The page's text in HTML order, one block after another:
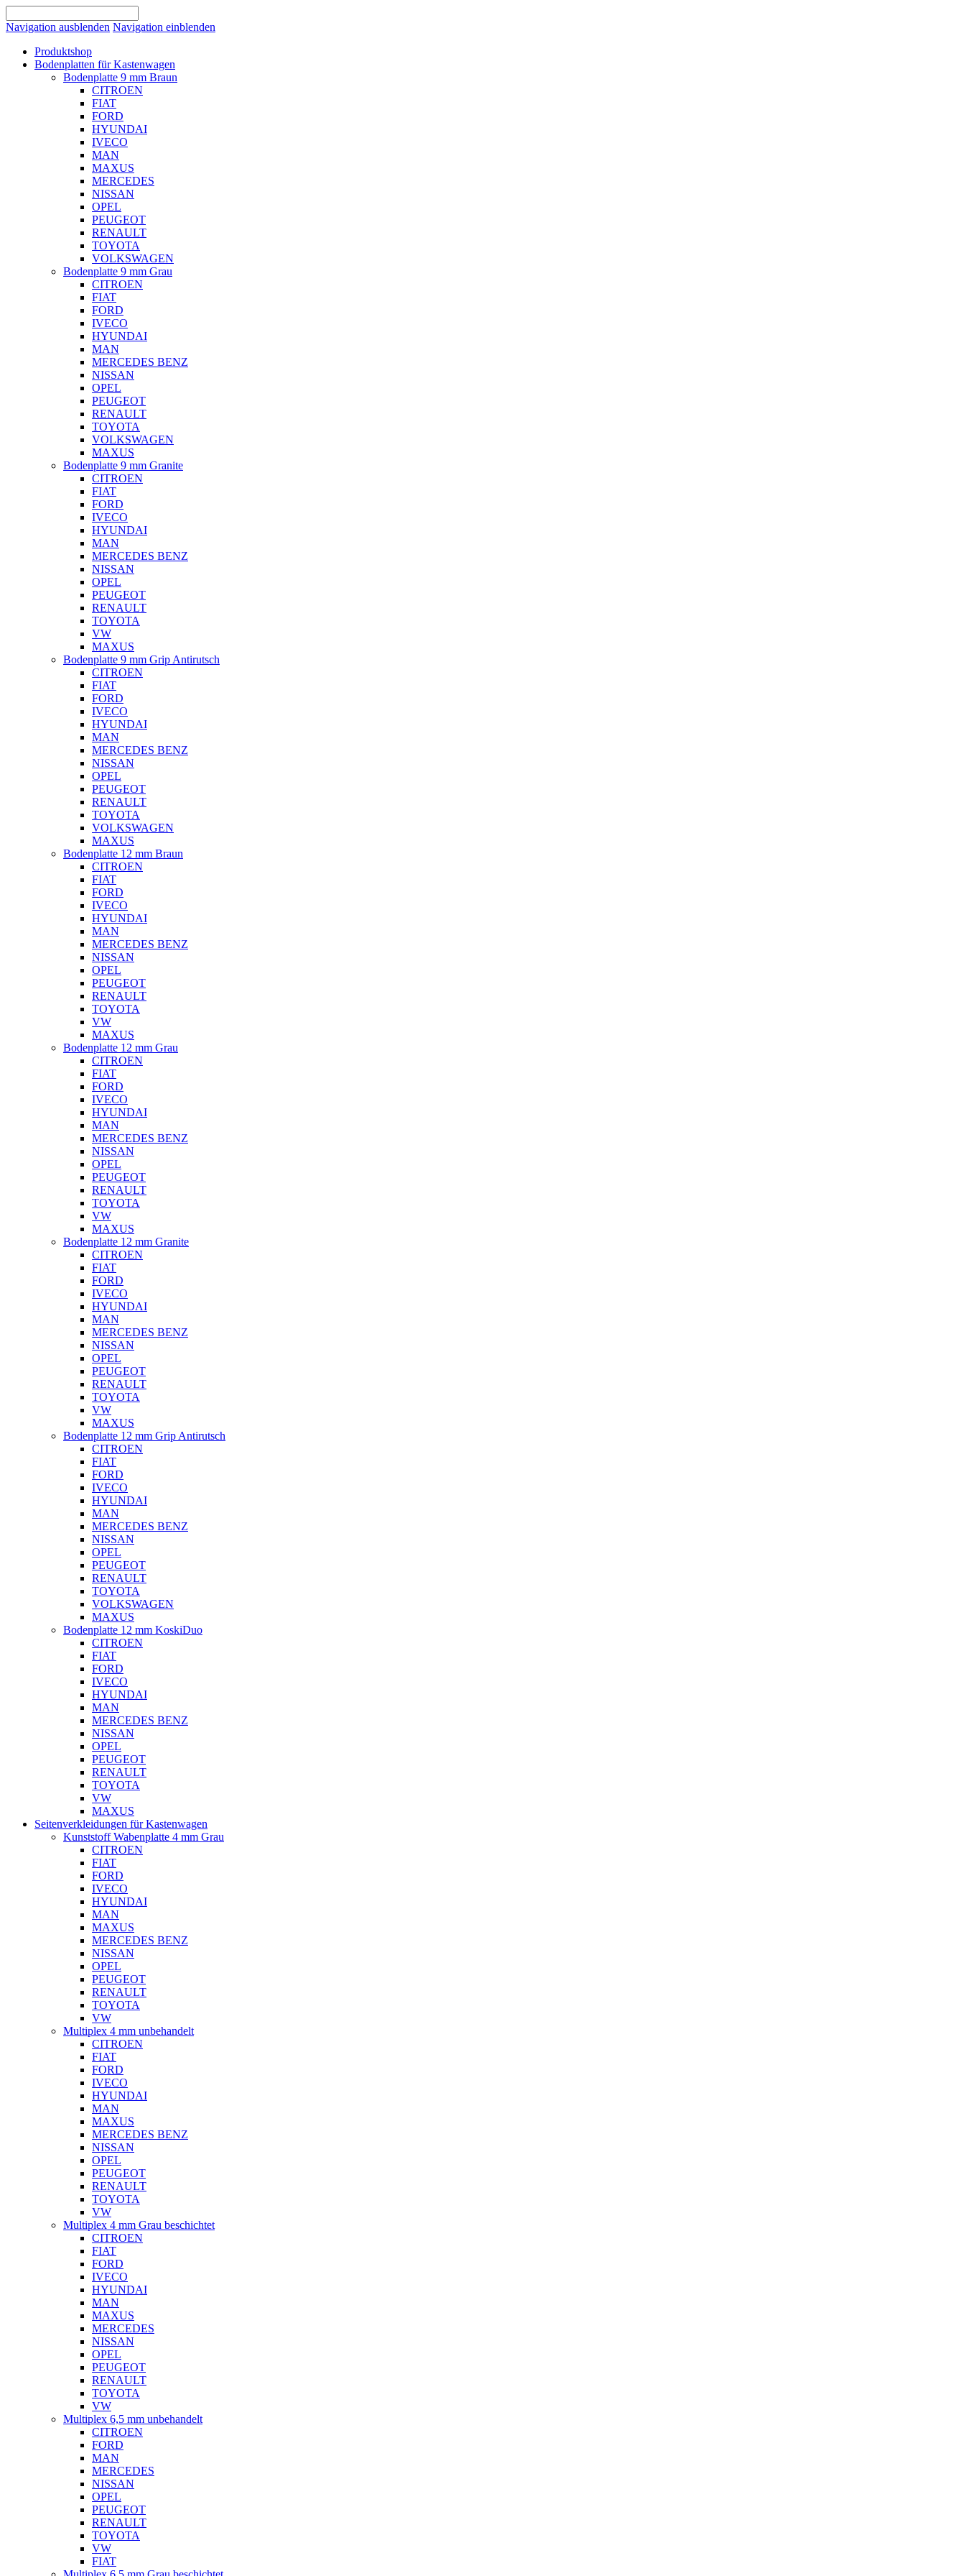
Navigation ausblenden Navigation einblenden
Produktshop
Bodenplatten für Kastenwagen
Bodenplatte 9 mm Braun
CITROEN
FIAT
FORD
HYUNDAI
IVECO
MAN
MAXUS
MERCEDES
NISSAN
OPEL
PEUGEOT
RENAULT
TOYOTA
VOLKSWAGEN
Bodenplatte 9 mm Grau
CITROEN
FIAT
FORD
IVECO
HYUNDAI
MAN
MERCEDES BENZ
NISSAN
OPEL
PEUGEOT
RENAULT
TOYOTA
VOLKSWAGEN
MAXUS
Bodenplatte 9 mm Granite
CITROEN
FIAT
FORD
IVECO
HYUNDAI
MAN
MERCEDES BENZ
NISSAN
OPEL
PEUGEOT
RENAULT
TOYOTA
VW
MAXUS
Bodenplatte 9 mm Grip Antirutsch
CITROEN
FIAT
FORD
IVECO
HYUNDAI
MAN
MERCEDES BENZ
NISSAN
OPEL
PEUGEOT
RENAULT
TOYOTA
VOLKSWAGEN
MAXUS
Bodenplatte 12 mm Braun
CITROEN
FIAT
FORD
IVECO
HYUNDAI
MAN
MERCEDES BENZ
NISSAN
OPEL
PEUGEOT
RENAULT
TOYOTA
VW
MAXUS
Bodenplatte 12 mm Grau
CITROEN
FIAT
FORD
IVECO
HYUNDAI
MAN
MERCEDES BENZ
NISSAN
OPEL
PEUGEOT
RENAULT
TOYOTA
VW
MAXUS
Bodenplatte 12 mm Granite
CITROEN
FIAT
FORD
IVECO
HYUNDAI
MAN
MERCEDES BENZ
NISSAN
OPEL
PEUGEOT
RENAULT
TOYOTA
VW
MAXUS
Bodenplatte 12 mm Grip Antirutsch
CITROEN
FIAT
FORD
IVECO
HYUNDAI
MAN
MERCEDES BENZ
NISSAN
OPEL
PEUGEOT
RENAULT
TOYOTA
VOLKSWAGEN
MAXUS
Bodenplatte 12 mm KoskiDuo
CITROEN
FIAT
FORD
IVECO
HYUNDAI
MAN
MERCEDES BENZ
NISSAN
OPEL
PEUGEOT
RENAULT
TOYOTA
VW
MAXUS
Seitenverkleidungen für Kastenwagen
Kunststoff Wabenplatte 4 mm Grau
CITROEN
FIAT
FORD
IVECO
HYUNDAI
MAN
MAXUS
MERCEDES BENZ
NISSAN
OPEL
PEUGEOT
RENAULT
TOYOTA
VW
Multiplex 4 mm unbehandelt
CITROEN
FIAT
FORD
IVECO
HYUNDAI
MAN
MAXUS
MERCEDES BENZ
NISSAN
OPEL
PEUGEOT
RENAULT
TOYOTA
VW
Multiplex 4 mm Grau beschichtet
CITROEN
FIAT
FORD
IVECO
HYUNDAI
MAN
MAXUS
MERCEDES
NISSAN
OPEL
PEUGEOT
RENAULT
TOYOTA
VW
Multiplex 6,5 mm unbehandelt
CITROEN
FORD
MAN
MERCEDES
NISSAN
OPEL
PEUGEOT
RENAULT
TOYOTA
VW
FIAT